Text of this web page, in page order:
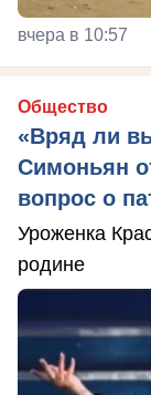
вчера в 10:57
Общество
«Вряд ли
Симоньян
вопрос о
Уроженка
родине